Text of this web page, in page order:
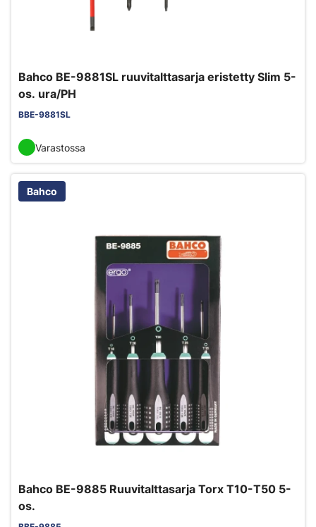
Bahco BE-9881SL ruuvitalttasarja eristetty Slim 5-
os. ura/PH
BBE-9881SL
Varastossa
Bahco
Bahco BE-9885 Ruuvitalttasarja Torx T10-T50 5-
os.